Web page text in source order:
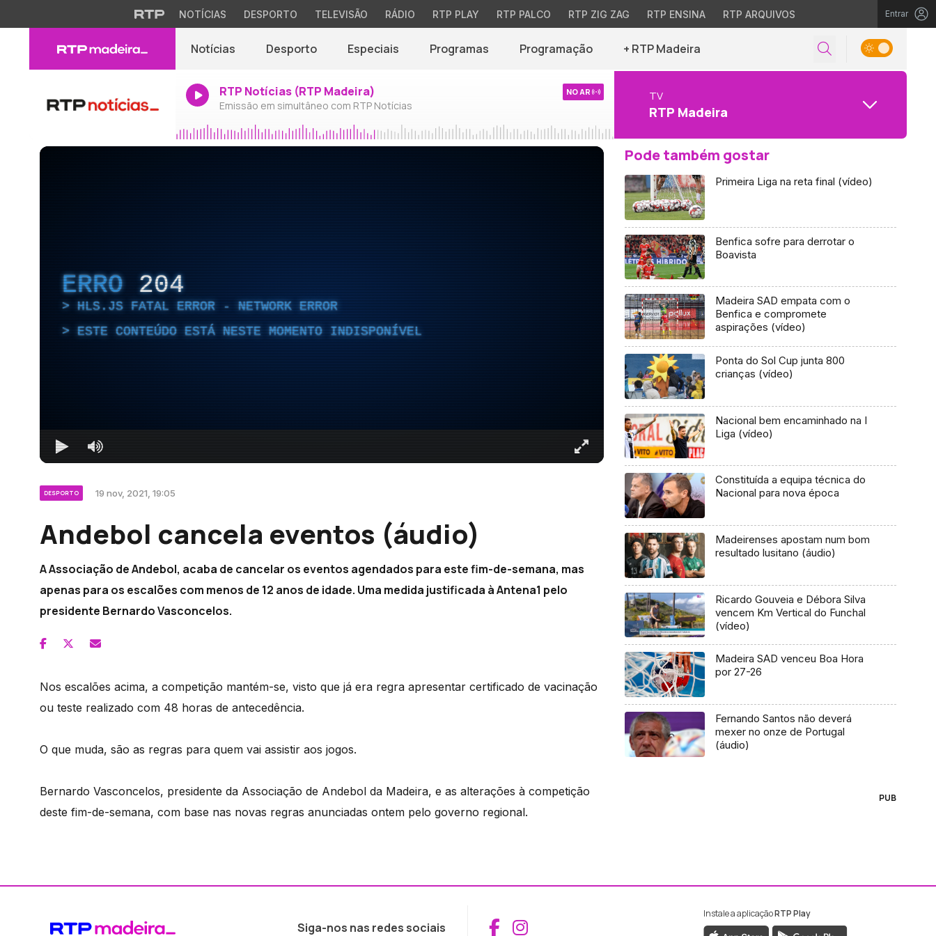
NOTÍCIAS DESPORTO TELEVISÃO RÁDIO RTP PLAY RTP PALCO RTP ZIG ZAG RTP ENSINA RTP ARQUIVOS Entrar
Notícias Desporto Especiais Programas Programação + RTP Madeira
RTP Notícias (RTP Madeira)
Emissão em simultâneo com RTP Notícias
NO AR TV
RTP Madeira
ERRO 204
HLS.JS FATAL ERROR - NETWORK ERROR
ESTE CONTEÚDO ESTÁ NESTE MOMENTO INDISPONÍVEL
DESPORTO 19 nov, 2021, 19:05
Andebol cancela eventos (áudio)
A Associação de Andebol, acaba de cancelar os eventos agendados para este fim-de-semana, mas
apenas para os escalões com menos de 12 anos de idade. Uma medida justificada à Antena1 pelo
presidente Bernardo Vasconcelos.
Nos escalões acima, a competição mantém-se, visto que já era regra apresentar certificado de vacinação
ou teste realizado com 48 horas de antecedência.
O que muda, são as regras para quem vai assistir aos jogos.
Bernardo Vasconcelos, presidente da Associação de Andebol da Madeira, e as alterações à competição
deste fim-de-semana, com base nas novas regras anunciadas ontem pelo governo regional.
Pode também gostar
Primeira Liga na reta final (vídeo)
Benfica sofre para derrotar o
Boavista
Madeira SAD empata com o
Benfica e compromete
aspirações (vídeo)
Ponta do Sol Cup junta 800
crianças (vídeo)
Nacional bem encaminhado na I
Liga (vídeo)
Constituída a equipa técnica do
Nacional para nova época
Madeirenses apostam num bom
resultado lusitano (áudio)
Ricardo Gouveia e Débora Silva
vencem Km Vertical do Funchal
(vídeo)
Madeira SAD venceu Boa Hora
por 27-26
Fernando Santos não deverá
mexer no onze de Portugal
(áudio)
PUB
Siga-nos nas redes sociais Aceder ao Facebook da RTP Madeira
Aceder ao Instagram da RTP Madeira
Instale a aplicaçãoRTP Play